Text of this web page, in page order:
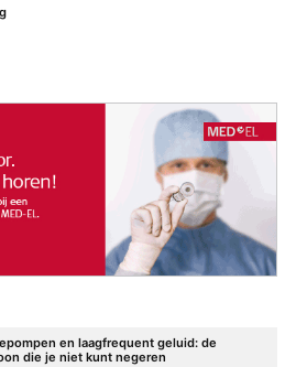
en laagfrequent geluid: de
die je niet kunt negeren